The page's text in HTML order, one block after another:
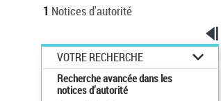
1 Notices d'autorité
VOTRE RECHERCHE
Recherche avancée dans les
notices d’autorité